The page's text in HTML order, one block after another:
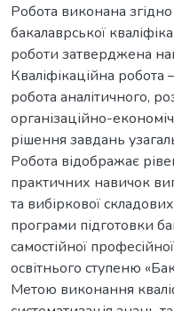
Робота виконана
бакалаврської
роботи затверджена
Кваліфікаційна робота
робота аналітичного,
організаційно-
рішення завдань
Робота відображає
практичних навичок
та вибіркової
програми підготовки
самостійної
освітнього ступеню
Метою виконання